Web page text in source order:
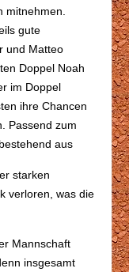
mitnehmen.
gute
und Matteo
Doppel Noah
im Doppel
ihre Chancen
Passend zum
aus
starken
verloren, was die
Mannschaft
insgesamt